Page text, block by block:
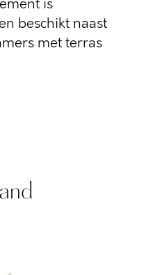
is
beschikt naast
met terras